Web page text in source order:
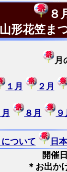
８
形花笠ま
月
１月 ２月
８月
ついて
日
開催
＊お出か